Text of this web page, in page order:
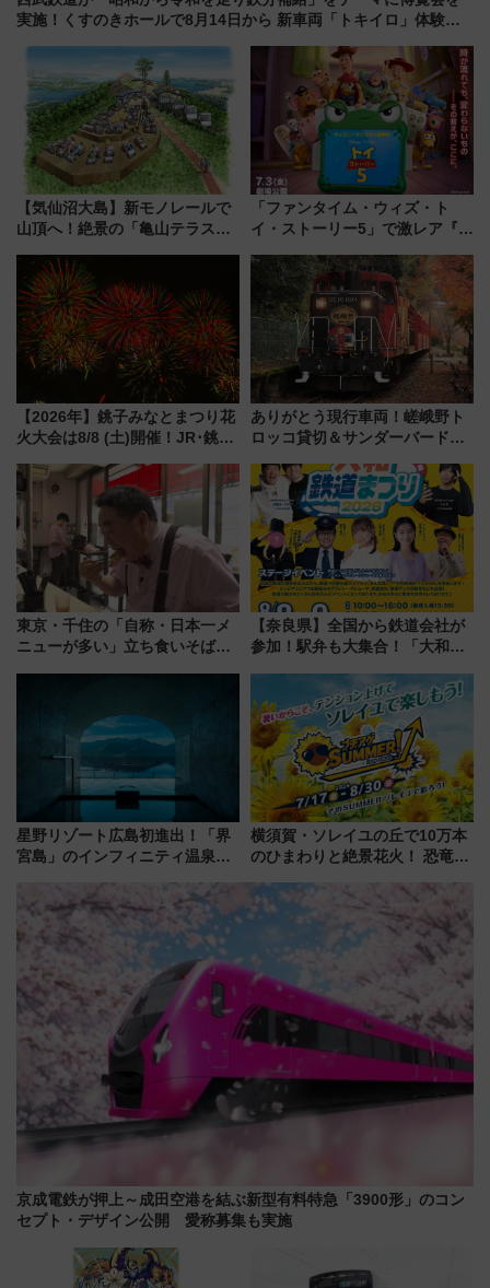
実施！くすのきホールで8月14日から 新車両「トキイロ」体験ブ
【気仙沼大島】新モノレールで
山頂へ！絶景の「亀山テラス
暇村のお得な日帰りプランも登
場
「ファンタイム・ウィズ・ト
イ・ストーリー5」で激レア『ロ
デコレーションも徹底解説
【2026年】銚子みなとまつり花
火大会は8/8 (土)開催！JR･銚子
報、利根川に咲く8,000発の大迫
力＆屋台を満喫
ありがとう現行車両！嵯峨野ト
ロッコ貸切＆サンダーバードレ
斉藤雪乃＆福原トシヒロと行
く！9月13日「京都の鉄道満喫
ツアー」開催
東京・千住の「自称・日本一メ
ニューが多い」立ち食いそば屋
【奈良県】全国から鉄道会社が
参加！駅弁も大集合！「大和鉄
星野リゾート広島初進出！「界
宮島」のインフィニティ温泉と
宿泊料金・アクセスは？（2026
年7月23日開業）
横須賀・ソレイユの丘で10万本
のひまわりと絶景花火！ 恐竜や
帰りお出かけ最新情報（2026年
7月17日～開催）
京成電鉄が押上～成田空港を結ぶ新型有料特急「3900形」のコン
セプト・デザイン公開 愛称募集も実施